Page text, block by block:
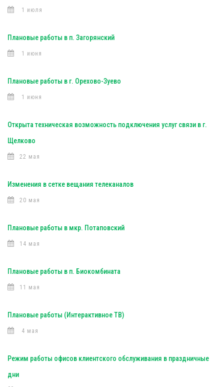
1 июля
Плановые работы в п. Загорянский
1 июня
Плановые работы в г. Орехово-Зуево
1 июня
Открыта техническая возможность подключения услуг связи в г.
Щелково
22 мая
Изменения в сетке вещания телеканалов
20 мая
Плановые работы в мкр. Потаповский
14 мая
Плановые работы в п. Биокомбината
11 мая
Плановые работы (Интерактивное ТВ)
4 мая
Режим работы офисов клиентского обслуживания в праздничные
дни